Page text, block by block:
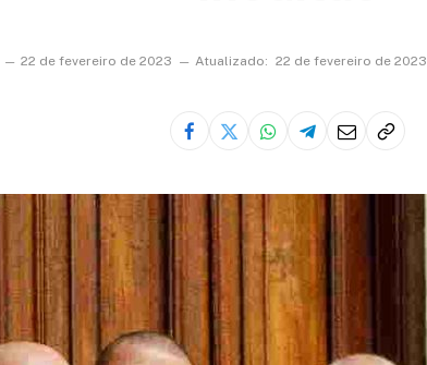
22 de fevereiro de 2023 Atualizado: 22 de fevereiro de 2023